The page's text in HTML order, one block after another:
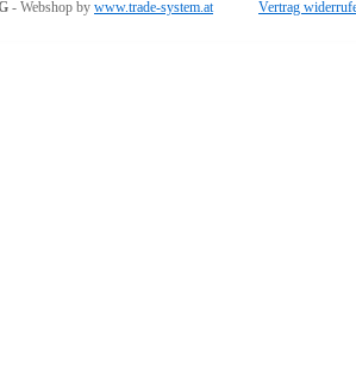
- Webshop by www.trade-system.at Vertrag